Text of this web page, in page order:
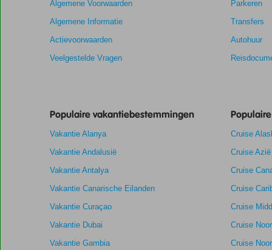
maanden
worden
meer
weergegeven
de
scores
te
Totale score
Gebaseerd
op:
64
9,0
Scoreverdeling
Eten
Kamers
Wifi kwaliteit
Algemene Voorwaarden
Algemene Informatie
Actievoorwaarden
Veelgestelde Vragen
Parkeren
Transfers
Autohuur
Populaire vakantiebestemmingen
Vakantie Alanya
Vakantie Andalusië
Vakantie Antalya
Vakantie Canarische Eilanden
Vakantie Curaçao
Vakantie Dubai
Vakantie Gambia
Cruise
Cruise Azië
Cruise
Cruise
Cruise
Cruise
Cruise